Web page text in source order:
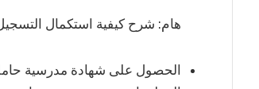
هام: شرح كيفية استكمال
الحصول على شهادة مدرسية